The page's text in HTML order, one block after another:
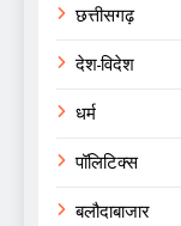
छत्तीसगढ़
देश-विदेश
धर्म
पॉलिटिक्स
बलौदाबाजार